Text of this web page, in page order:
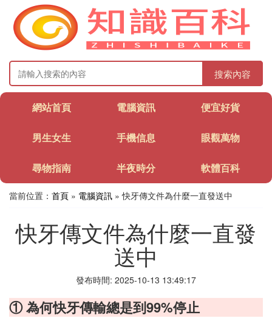
搜索內容
網站首頁 電腦資訊 便宜好貨
男生女生 手機信息 眼觀萬物
尋物指南 半夜時分 軟體百科
當前位置： 首頁 » 電腦資訊 » 快牙傳文件為什麼一直發送中
快牙傳文件為什麼一直發
送中
發布時間: 2025-10-13 13:49:17
① 為何快牙傳輸總是到99%停止